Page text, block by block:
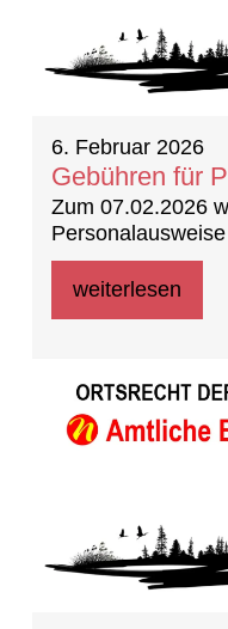
6. Februar 2026
Gebühren für
Zum 07.02.2026
weiterlesen